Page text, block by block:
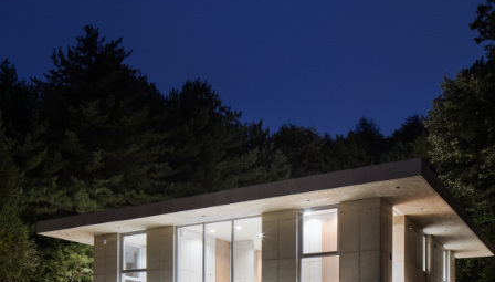
SPACE 소개
기사문의
광고문의
Contact